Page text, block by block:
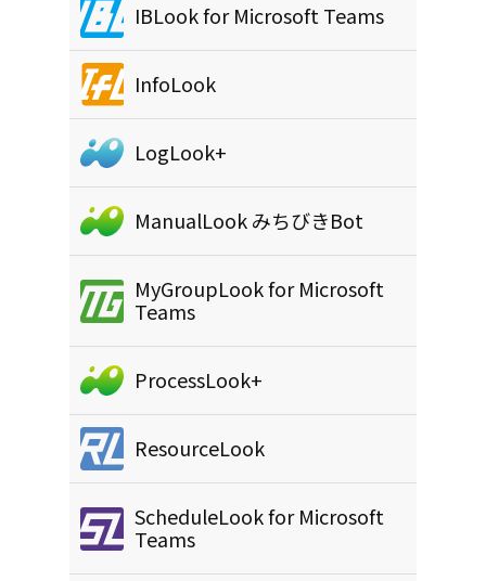
IBLook for Microsoft Teams
InfoLook
LogLook+
ManualLook みちびきBot
MyGroupLook for Microsoft
Teams
ProcessLook+
ResourceLook
ScheduleLook for Microsoft
Teams